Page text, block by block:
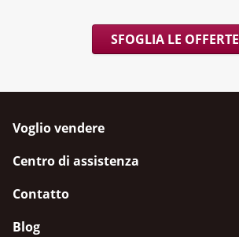
SFOGLIA LE OFFERTE
Voglio vendere
Centro di assistenza
Contatto
Blog